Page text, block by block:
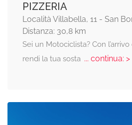
PIZZERIA
Località Villabella, 11 - San
Distanza: 30,8 km
Sei un Motociclista? Con
rendi la tua sosta... continua: >